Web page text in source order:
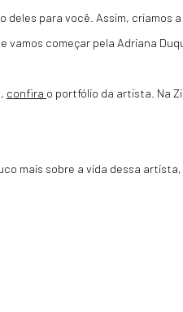
deles para você. Assim, criamos
começar pela Adriana
confira o portfólio da artista. Na
mais sobre a vida dessa